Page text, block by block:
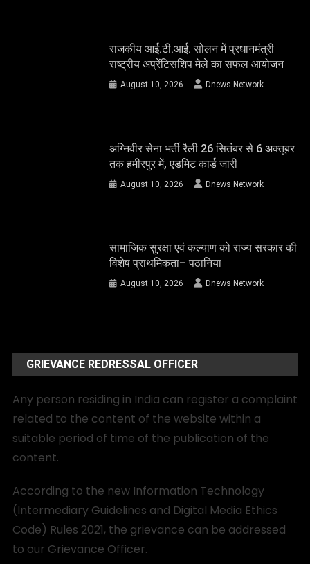
राजकीय आई.टी.आई. सोलन में प्रधानमंत्री
राष्ट्रीय अप्रेंटिसशिप मेले का सफल आयोजन
August 10, 2026 Dnews Network
अग्निवीर सेना भर्ती रैली 26 सितंबर से 6 अक्तूबर
तक हमीरपुर में, एडमिट कार्ड जारी
August 10, 2026 Dnews Network
सामाजिक सुरक्षा एवं कल्याण को राज्य सरकार की
विशेष प्राथमिकता– पठानिया
August 10, 2026 Dnews Network
GRIEVANCE REDRESSAL OFFICER
Any person residing in India can register a complaint
related to the content of the website within a
suitable period of time of the publication of the
content.
According to the new Information Technology
(Intermediary Guidelines and Digital Media Ethics
Code) Rules 2021, the grievance can be addressed
to our Grievance Officer.